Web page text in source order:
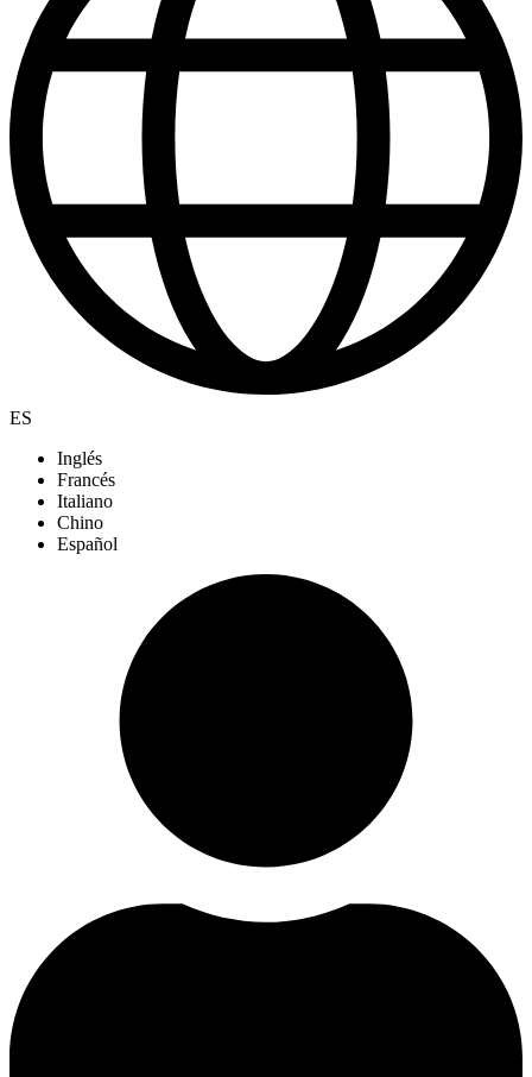
ES
Inglés
Francés
Italiano
Chino
Español